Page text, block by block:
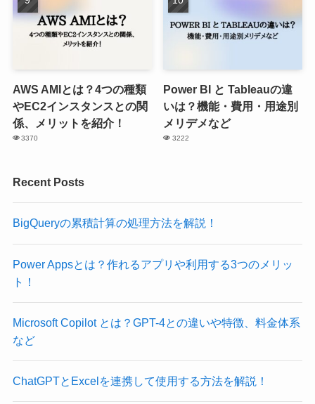
AWS AMIとは？4つの種類
やEC2インスタンスとの関
係、メリットを紹介！
3370
Power BI と Tableauの違
いは？機能・費用・用途別
メリデメなど
3222
Recent Posts
BigQueryの累積計算の処理方法を解説！
Power Appsとは？作れるアプリや利用する3つのメリッ
ト！
Microsoft Copilot とは？GPT-4との違いや特徴、料金体系
など
ChatGPTとExcelを連携して使用する方法を解説！